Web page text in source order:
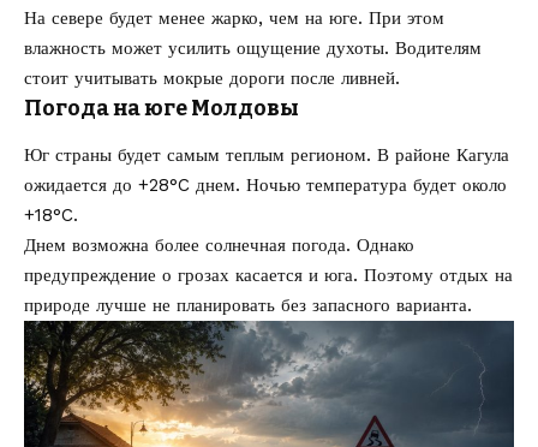
На севере будет менее жарко, чем на юге. При этом
влажность может усилить ощущение духоты. Водителям
стоит учитывать мокрые дороги после ливней.
Погода на юге Молдовы
Юг страны будет самым теплым регионом. В районе Кагула
ожидается до +28°C днем. Ночью температура будет около
+18°C.
Днем возможна более солнечная погода. Однако
предупреждение о грозах касается и юга. Поэтому отдых на
природе лучше не планировать без запасного варианта.